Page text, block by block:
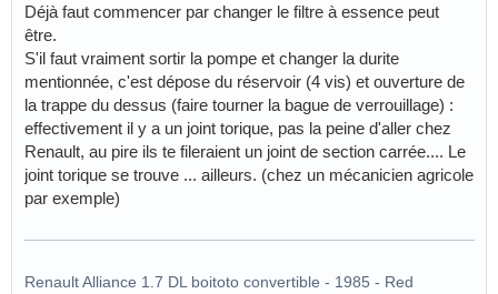
Déjà faut commencer par changer le filtre à essence peut
être.
S'il faut vraiment sortir la pompe et changer la durite
mentionnée, c'est dépose du réservoir (4 vis) et ouverture de
la trappe du dessus (faire tourner la bague de verrouillage) :
effectivement il y a un joint torique, pas la peine d'aller chez
Renault, au pire ils te fileraient un joint de section carrée.... Le
joint torique se trouve ... ailleurs. (chez un mécanicien agricole
par exemple)
Renault Alliance 1.7 DL boitoto convertible - 1985 - Red